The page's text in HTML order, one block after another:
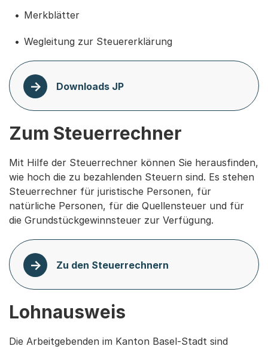
Merkblätter
Wegleitung zur Steuererklärung
Downloads JP
Zum Steuerrechner
Mit Hilfe der Steuerrechner können Sie herausfinden,
wie hoch die zu bezahlenden Steuern sind. Es stehen
Steuerrechner für juristische Personen, für
natürliche Personen, für die Quellensteuer und für
die Grundstückgewinnsteuer zur Verfügung.
Zu den Steuerrechnern
Lohnausweis
Die Arbeitgebenden im Kanton Basel-Stadt sind